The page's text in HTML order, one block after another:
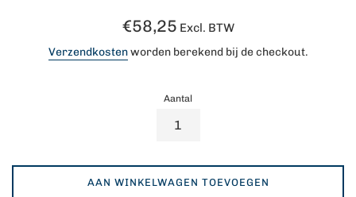
Normale
€58,25 Excl. BTW
Verzendkostenworden berekend bij de checkout.
Aantal
AAN WINKELWAGEN TOEVOEGEN